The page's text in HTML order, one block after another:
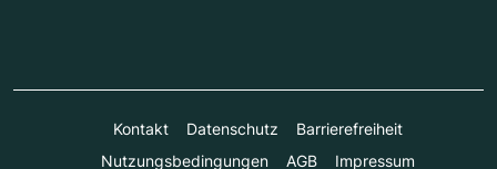
Kontakt Datenschutz
Barrierefreiheit
Nutzungsbedingungen
AGB Impressum